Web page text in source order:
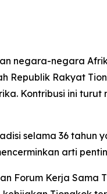
negara-negara
Rakyat
Kontribusi ini
selama 36 tahun
arti
Forum Kerja Sama